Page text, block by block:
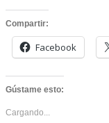
Compartir:
Facebook
Gústame esto:
Cargando...